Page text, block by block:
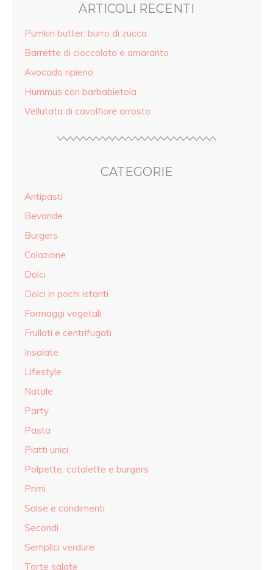
ARTICOLI RECENTI
Pumkin butter: burro di zucca
Barrette di cioccolato e amaranto
Avocado ripieno
Hummus con barbabietola
Vellutata di cavolfiore arrosto
CATEGORIE
Antipasti
Bevande
Burgers
Colazione
Dolci
Dolci in pochi istanti
Formaggi vegetali
Frullati e centrifugati
Insalate
Lifestyle
Natale
Party
Pasta
Piatti unici
Polpette, cotolette e burgers
Primi
Salse e condimenti
Secondi
Semplici verdure
Torte salate